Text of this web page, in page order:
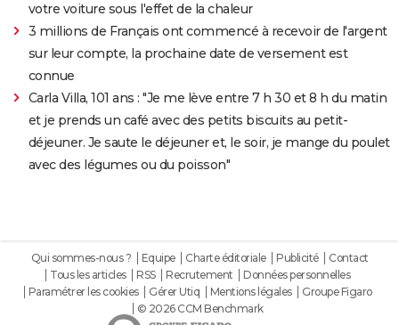
votre voiture sous l'effet de la chaleur
3 millions de Français ont commencé à recevoir de l'argent
sur leur compte, la prochaine date de versement est
connue
Carla Villa, 101 ans : "Je me lève entre 7 h 30 et 8 h du matin
et je prends un café avec des petits biscuits au petit-
déjeuner. Je saute le déjeuner et, le soir, je mange du poulet
avec des légumes ou du poisson"
Qui sommes-nous ? Equipe Charte éditoriale Publicité
Contact
Tous les articles
RSS Recrutement
Données personnelles
Paramétrer les cookies
Gérer Utiq Mentions légales
Groupe Figaro
© 2026 CCM Benchmark